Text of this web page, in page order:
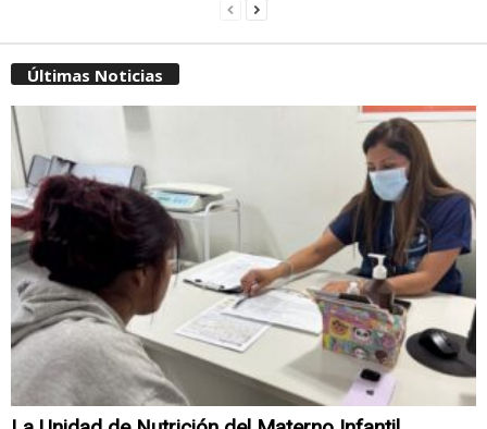
Últimas Noticias